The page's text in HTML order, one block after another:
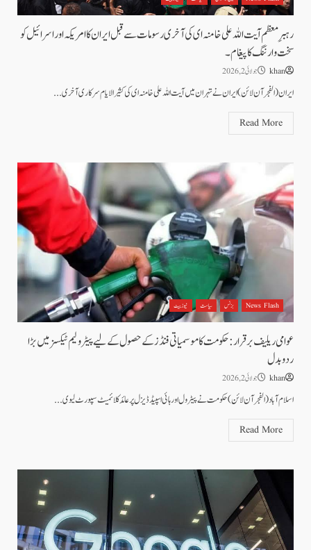
رہبرِ معظم آیت اللہ علی خامنہ ای کی آخری رسومات سے قبل ایران کا امریکہ اور اسرائیل کو
سخت وارننگ کا پیغام۔
khan جولائی 2, 2026
ایران (الفجرآن لائن) ایران نے تہران میں آیت اللہ علی خامنہ ای کی کثیر الایام سرکاری آخری...
Read More
News Flash بزنس سیاست نیوز بیٹ
عوامی ریلیف برقرار: حکومت کا موسمیاتی فنڈز کے حصول کے لیے پیٹرولیم ٹیکسز میں بڑا
ردوبدل
khan جولائی 2, 2026
اسلام آباد ( الفجرآن لائن) حکومت نے پیٹرول اور ہائی اسپیڈ ڈیزل پر عائد کلائمیٹ سپورٹ لیوی...
Read More